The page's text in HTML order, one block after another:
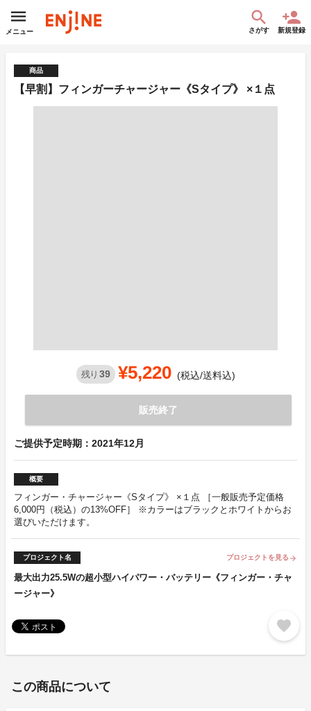
メニュー さがす 新規登録
商品
【早割】フィンガーチャージャー《Sタイプ》 ×１点
残り 39 ¥5,220 (税込/送料込)
販売終了
ご提供予定時期：2021年12月
概要
フィンガー・チャージャー《Sタイプ》 ×１点 ［一般販売予定価格
6,000円（税込）の13%OFF］ ※カラーはブラックとホワイトからお
選びいただけます。
プロジェクト名 プロジェクトを見る arrow_forward
最大出力25.5Wの超小型ハイパワー・バッテリー《フィンガー・チャ
ージャー》
favorite
この商品について